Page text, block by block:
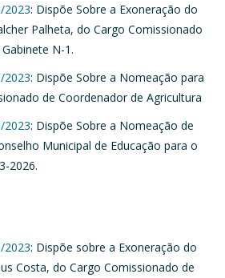
2023: Dispõe Sobre a Exoneração do
Palheta, do Cargo Comissionado
N-1.
2023: Dispõe Sobre a Nomeação para
de Coordenador de Agricultura
2023: Dispõe Sobre a Nomeação de
Municipal de Educação para o
2026.
2023: Dispõe sobre a Exoneração do
Costa, do Cargo Comissionado de